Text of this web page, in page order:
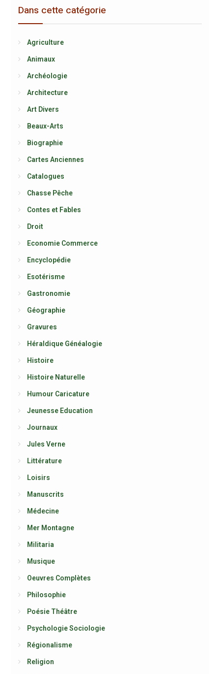
Dans cette catégorie
Agriculture
Animaux
Archéologie
Architecture
Art Divers
Beaux-Arts
Biographie
Cartes Anciennes
Catalogues
Chasse Pêche
Contes et Fables
Droit
Economie Commerce
Encyclopédie
Esotérisme
Gastronomie
Géographie
Gravures
Héraldique Généalogie
Histoire
Histoire Naturelle
Humour Caricature
Jeunesse Education
Journaux
Jules Verne
Littérature
Loisirs
Manuscrits
Médecine
Mer Montagne
Militaria
Musique
Oeuvres Complètes
Philosophie
Poésie Théâtre
Psychologie Sociologie
Régionalisme
Religion